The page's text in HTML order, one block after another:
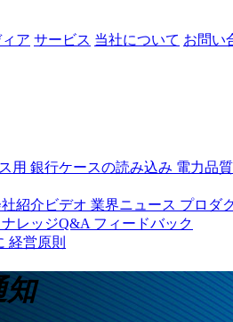
ィア サービス 当社について お問い
用 銀行ケースの読み込み 電力品
紹介ビデオ 業界ニュース プロダ
ナレッジQ&A フィードバック
経営原則
知